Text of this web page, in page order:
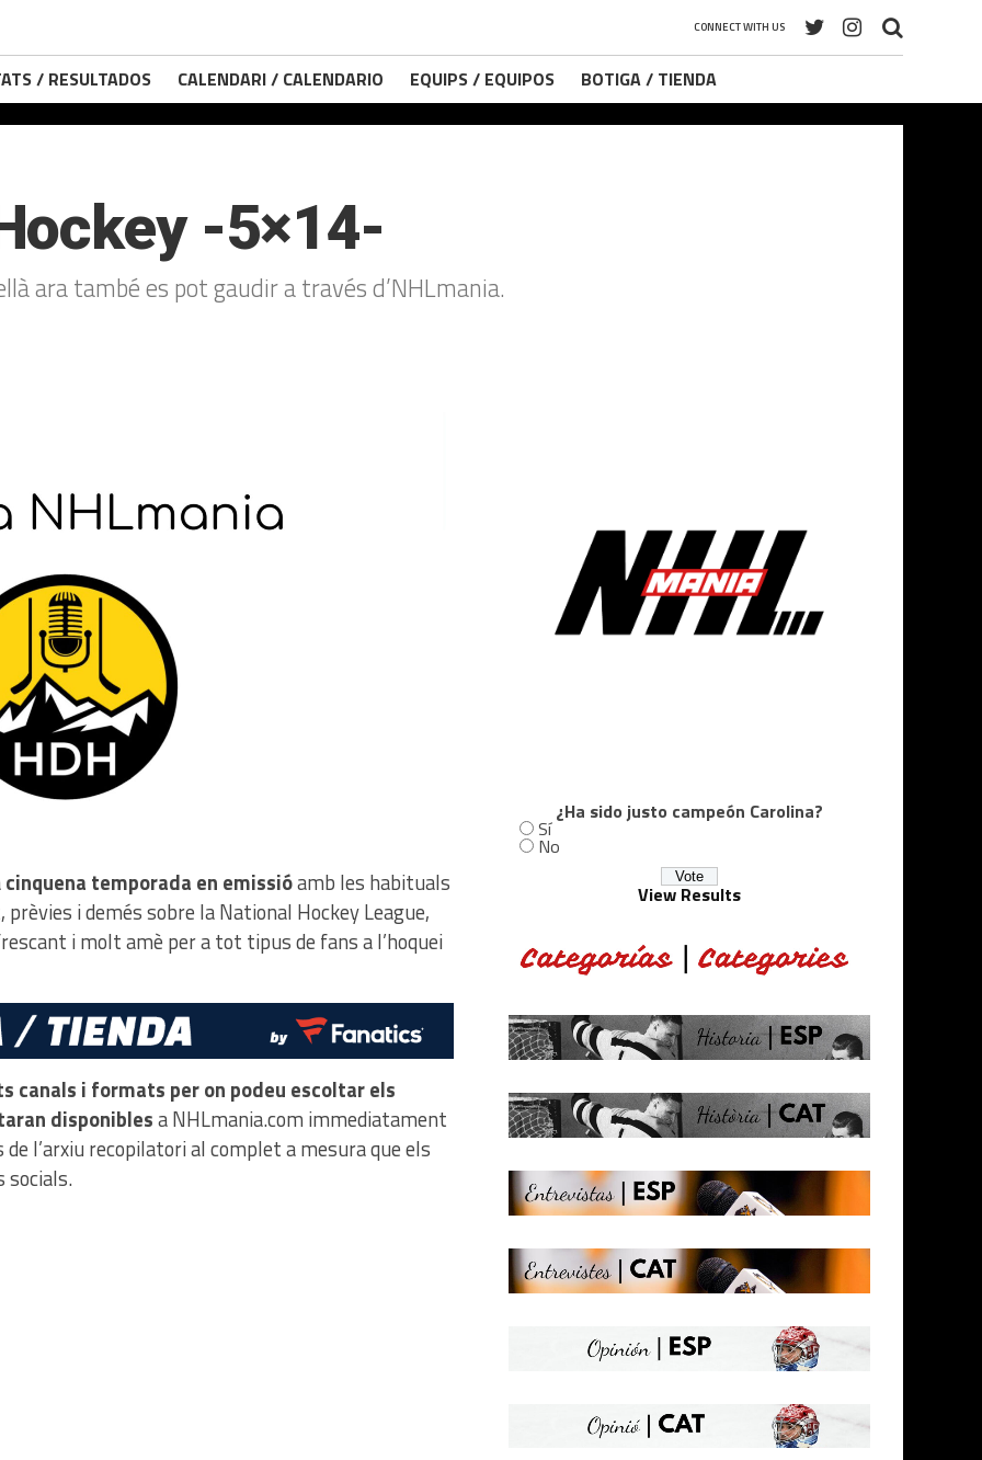
CONNECT WITH US
/ RESULTADOS CALENDARI / CALENDARIO EQUIPS / EQUIPOS BOTIGA / TIENDA
-5×14-
ara també es pot gaudir a través d’NHLmania.
cinquena temporada en emissióamb les habituals
i demés sobre la National Hockey League,
i molt amè per a tot tipus de fans a l’hoquei
canals i formats per on podeu escoltar els
disponiblesa NHLmania.com immediatament
l’arxiu recopilatori al complet a mesura que els
socials.
¿Ha sido justo campeón Carolina?
Sí
No
View Results